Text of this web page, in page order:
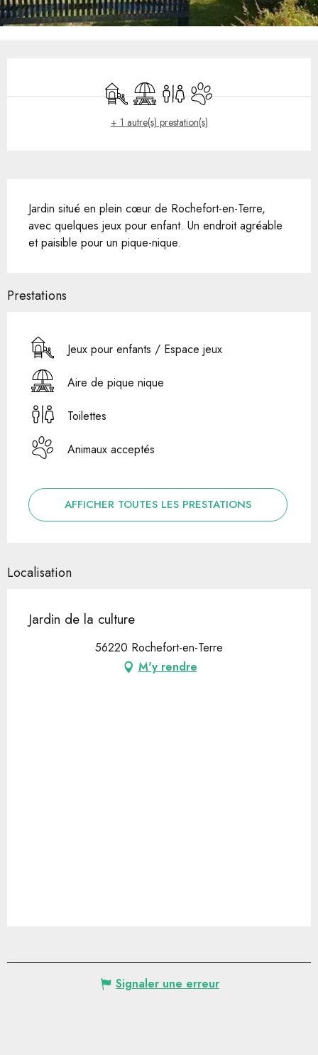
Jeux pour enfants / Espace jeux
Aire de pique nique
ToilettesAnimaux acceptés
+ 1 autre(s) prestation(s)
Jardin situé en plein cœur de Rochefort-en-Terre,
avec quelques jeux pour enfant. Un endroit agréable
et paisible pour un pique-nique.
Prestations
Jeux pour enfants / Espace jeux
Aire de pique nique
Toilettes
Animaux acceptés
AFFICHER TOUTES LES PRESTATIONS
Localisation
Jardin de la culture
56220 Rochefort-en-Terre
M'y rendre
Signaler une erreur